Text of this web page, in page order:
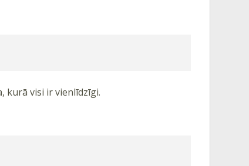
kurā visi ir vienlīdzīgi.